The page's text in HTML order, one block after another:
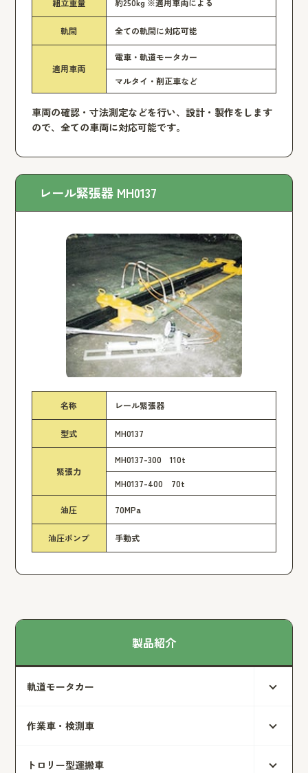
軌間 全ての軌間に対応可能
適用車両
電車・軌道モータカー
マルタイ・削正車など
車両の確認・寸法測定などを行い、設計・製作をします
ので、全ての車両に対応可能です。
レール緊張器 MH0137
名称 レール緊張器
型式 MH0137
緊張力
MH0137-300 110t
MH0137-400 70t
油圧 70MPa
油圧ポンプ 手動式
製品紹介
軌道モータカー
作業車・検測車
トロリー型運搬車